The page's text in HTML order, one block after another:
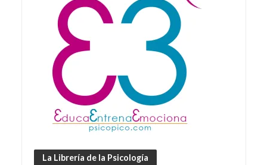
La Librería de la Psicología